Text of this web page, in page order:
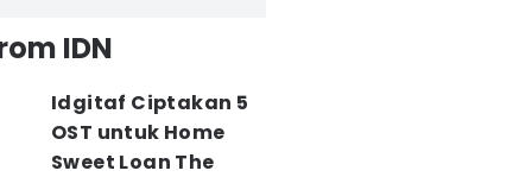
IDN
Idgitaf Ciptakan 5
OST untuk Home
Sweet Loan The